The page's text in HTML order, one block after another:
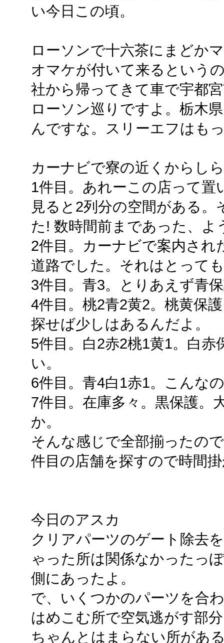
い今日この頃。
ローソンで十六茶にまどか
オマケが付いて来るという
社から帰ってきて車で宇都
ローソン巡りですよ。栃木
んですな。スリーエフはも
カーナビで寮の近くからし
1件目。あれーこの店って
見ると2列分の空間がある
た! 数時間前まであった、よ
2件目。カーナビで案内さ
道路でした。それはとって
3件目。青3。とりあえず青
4件目。桃2青2黄2。桃黄保
探せば少しはあるんだよ。
5件目。白2赤2桃1黄1。白
い。
6件目。青4白1赤1。こんな
7件目。在庫多々。黒保護。
か。
そんな感じで全部揃ったの
件目の店舗を探すので時間
今日のアスカ
クリアパーツのゲート除去
ゃった所は関係なかったっ
側にあったよ。
で、いくつかのパーツを合
はめこむ所で空気逃がす部
ちゃんとはまらない所があ